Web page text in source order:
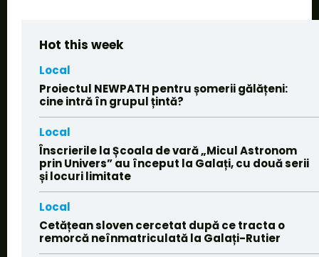
Hot this week
Local
Proiectul NEWPATH pentru șomerii gălățeni:
cine intră în grupul țintă?
Local
Înscrierile la Școala de vară „Micul Astronom
prin Univers” au început la Galați, cu două serii
și locuri limitate
Local
Cetățean sloven cercetat după ce tracta o
remorcă neînmatriculată la Galați-Rutier